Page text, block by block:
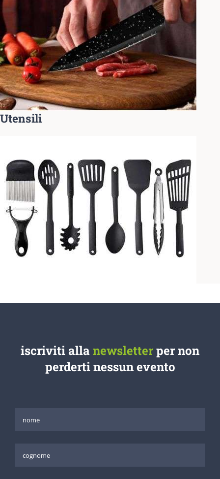
Utensili
iscriviti allanewsletterper non
perderti nessun evento